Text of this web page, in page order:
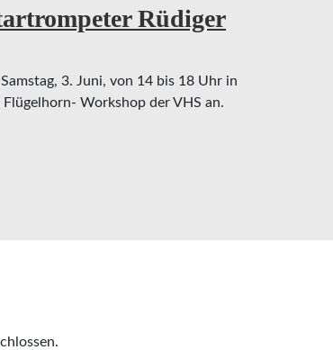
Rüdiger
3. Juni, von 14 bis 18 Uhr in
Workshop der VHS an.
Rüdiger Baldauf gibt Trompeten-